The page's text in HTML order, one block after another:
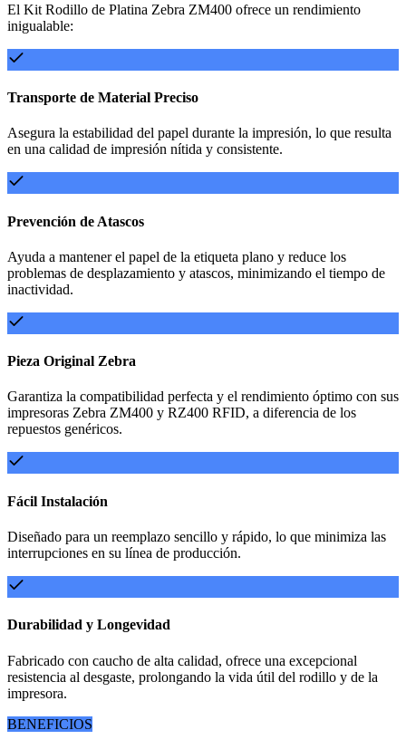
El Kit Rodillo de Platina Zebra ZM400 ofrece un rendimiento
inigualable:
Transporte de Material Preciso
Asegura la estabilidad del papel durante la impresión, lo que resulta
en una calidad de impresión nítida y consistente.
Prevención de Atascos
Ayuda a mantener el papel de la etiqueta plano y reduce los
problemas de desplazamiento y atascos, minimizando el tiempo de
inactividad.
Pieza Original Zebra
Garantiza la compatibilidad perfecta y el rendimiento óptimo con sus
impresoras Zebra ZM400 y RZ400 RFID, a diferencia de los
repuestos genéricos.
Fácil Instalación
Diseñado para un reemplazo sencillo y rápido, lo que minimiza las
interrupciones en su línea de producción.
Durabilidad y Longevidad
Fabricado con caucho de alta calidad, ofrece una excepcional
resistencia al desgaste, prolongando la vida útil del rodillo y de la
impresora.
BENEFICIOS